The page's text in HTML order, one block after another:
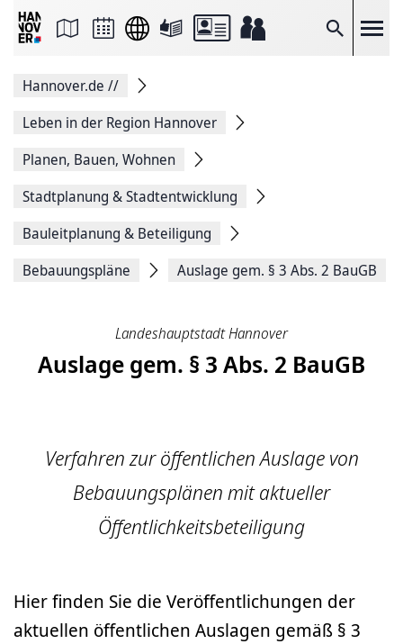
Suche
Seite
Facebook
teilen
Seitenlink
Seite
Hannover.de //
Leben in der Region Hannover
Planen, Bauen, Wohnen
Stadtplanung & Stadtentwicklung
Bauleitplanung & Beteiligung
Bebauungspläne
Auslage gem. § 3 Abs. 2 BauGB
Landeshauptstadt Hannover
Auslage gem. § 3 Abs. 2 BauGB
Verfahren zur öffentlichen Auslage von
Bebauungsplänen mit aktueller
Öffentlichkeitsbeteiligung
Hier finden Sie die Veröffentlichungen der
aktuellen öffentlichen Auslagen gemäß § 3